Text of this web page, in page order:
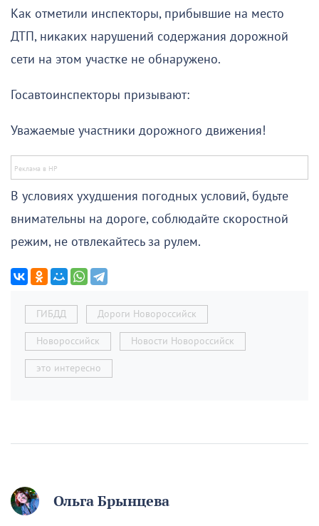
Как отметили инспекторы, прибывшие на место
ДТП, никаких нарушений содержания дорожной
сети на этом участке не обнаружено.
Госавтоинспекторы призывают:
Уважаемые участники дорожного движения!
В условиях ухудшения погодных условий, будьте
внимательны на дороге, соблюдайте скоростной
режим, не отвлекайтесь за рулем.
ГИБДД Дороги Новороссийск
Новороссийск Новости Новороссийск
это интересно
Ольга Брынцева